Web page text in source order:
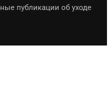
публикации об уходе